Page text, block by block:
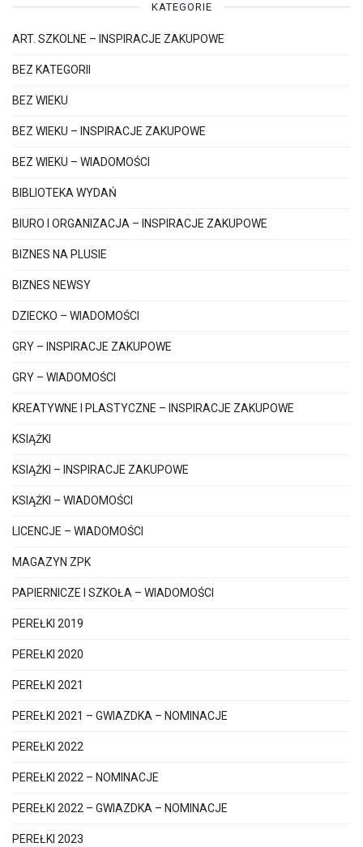
KATEGORIE
ART. SZKOLNE – INSPIRACJE ZAKUPOWE
BEZ KATEGORII
BEZ WIEKU
BEZ WIEKU – INSPIRACJE ZAKUPOWE
BEZ WIEKU – WIADOMOŚCI
BIBLIOTEKA WYDAŃ
BIURO I ORGANIZACJA – INSPIRACJE ZAKUPOWE
BIZNES NA PLUSIE
BIZNES NEWSY
DZIECKO – WIADOMOŚCI
GRY – INSPIRACJE ZAKUPOWE
GRY – WIADOMOŚCI
KREATYWNE I PLASTYCZNE – INSPIRACJE ZAKUPOWE
KSIĄŻKI
KSIĄŻKI – INSPIRACJE ZAKUPOWE
KSIĄŻKI – WIADOMOŚCI
LICENCJE – WIADOMOŚCI
MAGAZYN ZPK
PAPIERNICZE I SZKOŁA – WIADOMOŚCI
PEREŁKI 2019
PEREŁKI 2020
PEREŁKI 2021
PEREŁKI 2021 – GWIAZDKA – NOMINACJE
PEREŁKI 2022
PEREŁKI 2022 – NOMINACJE
PEREŁKI 2022 – GWIAZDKA – NOMINACJE
PEREŁKI 2023